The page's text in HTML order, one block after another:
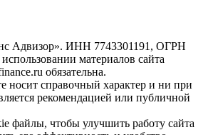
Адвизор». ИНН 7743301191, ОГРН
материалов сайта
обязательна.
носит справочный характер и ни при
рекомендацией или публичной
файлы, чтобы улучшить работу сайта